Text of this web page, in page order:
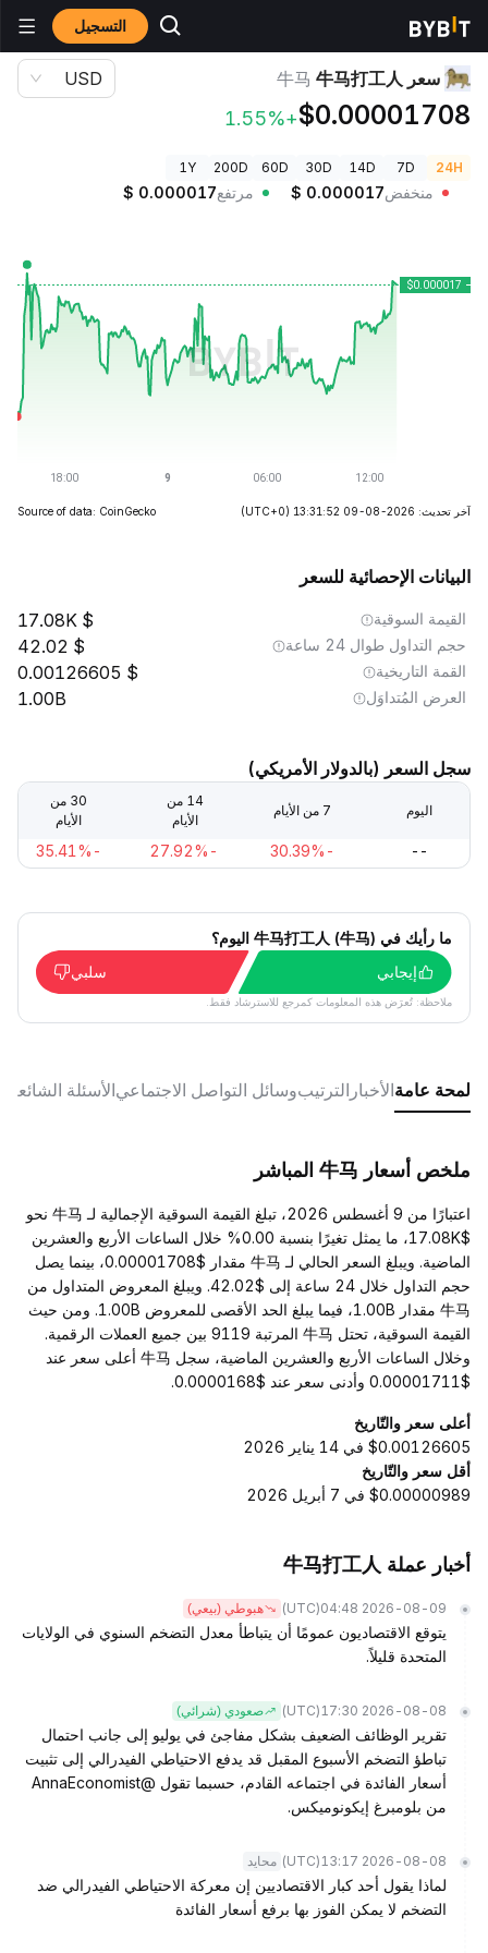
التسجيل أسعار العملات الرقمية
سعر 牛马打工人 牛马
$0.00001708
+1.55%
USD
24H
7D
14D
30D
60D
200D
1Y
منخفض $ 0.000017 مرتفع $ 0.000017
آخر تحديث: 2026-08-09 13:31:52 (UTC+0)
Source of data: CoinGecko
البيانات الإحصائية للسعر
القيمة السوقية 17.08K
حجم التداول طوال 24 ساعة 42.02
القمة التاريخية 0.00126605
العرض المُتداوَل 1.00B
سجل السعر (بالدولار الأمريكي)
اليوم 7 من الأيام
14 من
الأيام
30 من
الأيام
--
-30.39%
-27.92%
-35.41%
ما رأيك في 牛马打工人 (牛马) اليوم؟
إيجابي
سلبي
ملاحظة: تُعرَض هذه المعلومات كمرجع للاسترشاد فقط.
لمحة عامةالأخبار الترتيبوسائل التواصل الاجتماعيالأسئلة الشائعة
ملخص أسعار 牛马 المباشر
اعتبارًا من 9 أغسطس 2026، تبلغ القيمة السوقية الإجمالية لـ 牛马 نحو
$17.08K، ما يمثل تغيرًا بنسبة 0.00% خلال الساعات الأربع والعشرين
الماضية. ويبلغ السعر الحالي لـ 牛马 مقدار $0.00001708، بينما يصل
حجم التداول خلال 24 ساعة إلى $42.02. ويبلغ المعروض المتداول من
牛马 مقدار 1.00B، فيما يبلغ الحد الأقصى للمعروض 1.00B. ومن حيث
القيمة السوقية، تحتل 牛马 المرتبة 9119 بين جميع العملات الرقمية.
وخلال الساعات الأربع والعشرين الماضية، سجل 牛马 أعلى سعر عند
$0.00001711 وأدنى سعر عند $0.0000168.
أعلى سعر والتّاريخ
$0.00126605 في 14 يناير 2026
أقل سعر والتّاريخ
$0.00000989 في 7 أبريل 2026
أخبار عملة 牛马打工人
2026-08-09 04:48
(UTC) هبوطي (بيعي)
يتوقع الاقتصاديون عمومًا أن يتباطأ معدل التضخم السنوي في الولايات
المتحدة قليلاً.
2026-08-08 17:30
(UTC) صعودي (شرائي)
تقرير الوظائف الضعيف بشكل مفاجئ في يوليو إلى جانب احتمال
تباطؤ التضخم الأسبوع المقبل قد يدفع الاحتياطي الفيدرالي إلى تثبيت
أسعار الفائدة في اجتماعه القادم، حسبما تقول @AnnaEconomist
من بلومبرغ إيكونوميكس.
2026-08-08 13:17
(UTC) محايد
لماذا يقول أحد كبار الاقتصاديين إن معركة الاحتياطي الفيدرالي ضد
التضخم لا يمكن الفوز بها برفع أسعار الفائدة